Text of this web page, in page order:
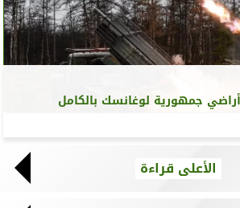
جمهورية لوغانسك بالكامل
الأعلى قراءة